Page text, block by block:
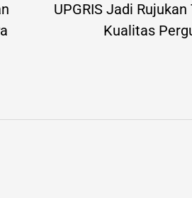
UPGRIS Jadi
Kualitas